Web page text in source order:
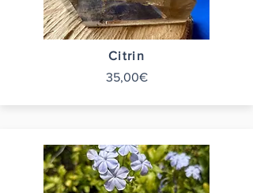
Citrin
35,00€